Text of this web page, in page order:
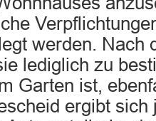
werden. Nach
lediglich zu
Garten ist,
ergibt sich